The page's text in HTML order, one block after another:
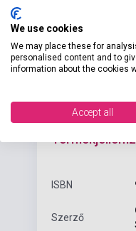
ISBN
Szerző
We use cookies
We may place these for
personalised content and to
information about the cookies
Accept all